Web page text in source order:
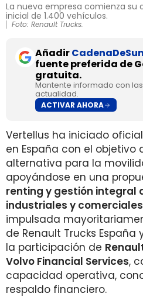
La nueva empresa comienza su
inicial de 1.400 vehículos.
Foto: Renault Trucks.
Añadir
fuente preferida de
gratuita.
Mantente informado con
actualidad.
ACTIVAR AHORA
Vertellus ha iniciado
en España con el objetivo
alternativa para la
apoyándose en una
renting y gestión integral
industriales y comerciales
impulsada
de Renault Trucks
la participación de
Volvo Financial Services,
capacidad operativa,
respaldo financiero.